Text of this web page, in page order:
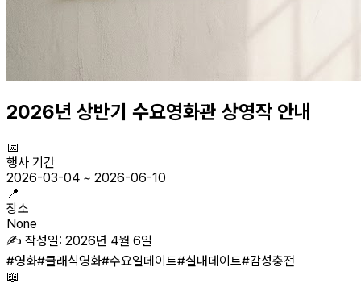
2026년 상반기 수요영화관 상영작 안내
📅
행사 기간
2026-03-04 ~ 2026-06-10
📍
장소
None
✍️ 작성일: 2026년 4월 6일
#영화#클래식영화#수요일데이트#실내데이트#감성충전
📖